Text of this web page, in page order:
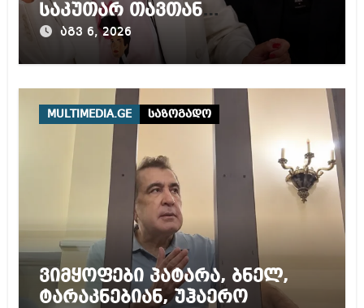
საკუთარ თავთან
შეგარცხვენთ – ეკა კუპატაძე
ნანუკა ჟორჟოლიანს
აგვ 6, 2026
MULTIMEDIA.GE საზოგადო
ვიმყოფები პატარა, ბნელ,
ტარაკნებიან, უჰაერო